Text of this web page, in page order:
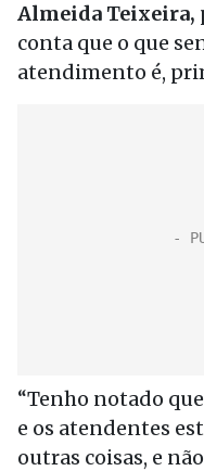
Almeida Teixeira,
conta que o que
atendimento é,
“Tenho notado
e os atendentes
outras coisas, e